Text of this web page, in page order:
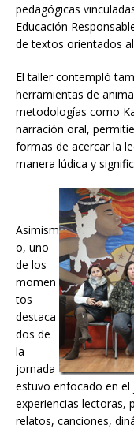
pedagógicas
Educación
de textos orientados
El taller contempló
herramientas de
metodologías como
narración oral,
formas de acercar la
manera lúdica y
Asimism
o, uno
de los
momen
tos
destaca
dos de
la
jornada
estuvo enfocado en el
experiencias lectoras,
relatos, canciones,